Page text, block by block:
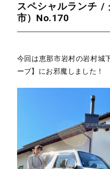
スペシャルランチ /
市）No.170
今回は恵那市岩村の岩村城
ーブ】にお邪魔しました！